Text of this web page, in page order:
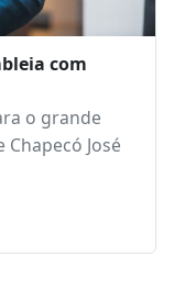
com
o grande
José